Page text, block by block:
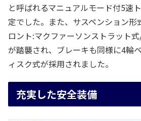
と呼ばれるマニュアルモード付5速
定でした。また、サスペンション形
ロント:マクファーソンストラット
が踏襲され、ブレーキも同様に4輪
ィスク式が採用されました。
充実した安全装備